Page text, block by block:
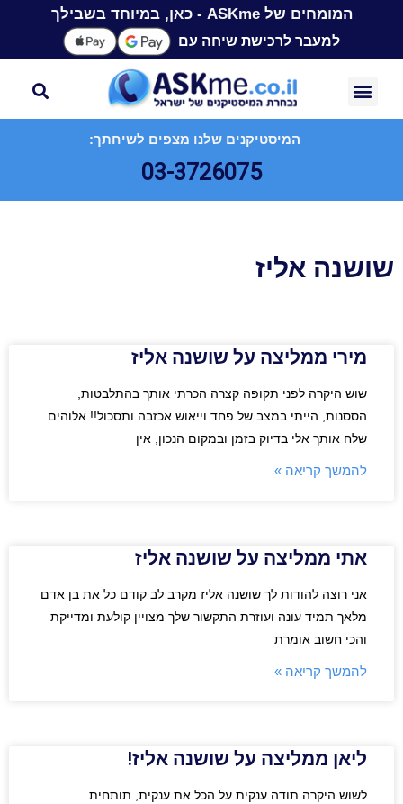
המומחים של ASKme - כאן, במיוחד בשבילך
למעבר לרכישת שיחה עם
המיסטיקנים שלנו מצפים לשיחתך:
03-3726075
שושנה אליז
מירי ממליצה על שושנה אליז
שוש היקרה לפני תקופה קצרה הכרתי אותך בהתלבטות,
הססנות, הייתי במצב של פחד וייאוש אכזבה ותסכול!! אלוהים
שלח אותך אלי בדיוק בזמן ובמקום הנכון, אין
להמשך קריאה »
אתי ממליצה על שושנה אליז
אני רוצה להודות לך שושנה אליז מקרב לב קודם כל את בן אדם
מלאך תמיד עונה ועוזרת התקשור שלך מצויין קולעת ומדייקת
והכי חשוב אומרת
להמשך קריאה »
ליאן ממליצה על שושנה אליז!
לשוש היקרה תודה ענקית על הכל את ענקית, תותחית